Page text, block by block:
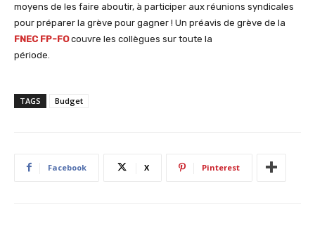
moyens de les faire aboutir, à participer aux réunions syndicales
pour préparer la grève pour gagner ! Un préavis de grève de la
FNEC FP-FOcouvre les collègues sur toute la
période.
TAGS Budget
Facebook X Pinterest